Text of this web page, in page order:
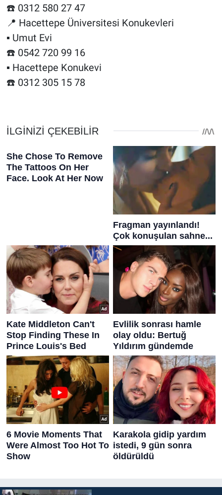
☎️ 0312 580 27 47
📍 Hacettepe Üniversitesi Konukevleri
▪️ Umut Evi
☎️ 0542 720 99 16
▪️ Hacettepe Konukevi
☎️ 0312 305 15 78